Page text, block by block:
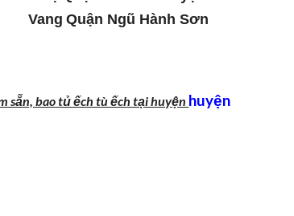
Vang Quận Ngũ Hành Sơn
sẵn, bao tủ ếch tù ếch tại huyện huyện